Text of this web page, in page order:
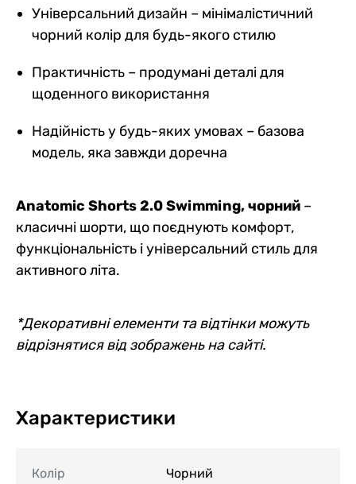
Універсальний дизайн – мінімалістичний
чорний колір для будь-якого стилю
Практичність – продумані деталі для
щоденного використання
Надійність у будь-яких умовах – базова
модель, яка завжди доречна
Anatomic Shorts 2.0 Swimming, чорний –
класичні шорти, що поєднують комфорт,
функціональність і універсальний стиль для
активного літа.
*Декоративні елементи та відтінки можуть
відрізнятися від зображень на сайті.
Характеристики
Колір Чорний